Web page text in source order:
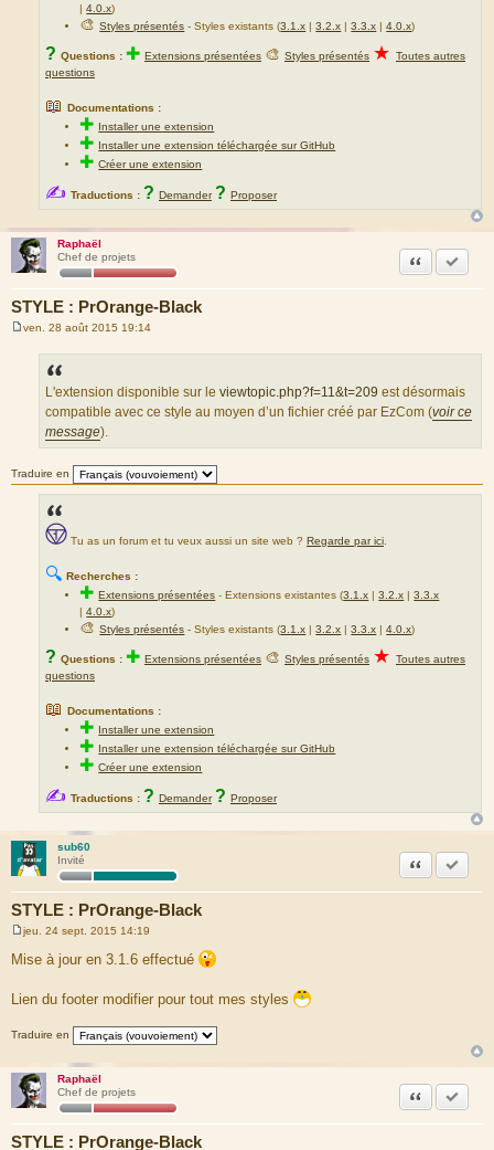
|4.0.x)
🎨Styles présentés - Styles existants (3.1.x |3.2.x |3.3.x |4.0.x)
? Questions : ✚ Extensions présentées 🎨 Styles présentés ★ Toutes autres
questions
📖 Documentations :
✚ Installer une extension
✚ Installer une extension téléchargée sur GitHub
✚Créer une extension
✍ Traductions : ? Demander ? Proposer
Raphaël
Chef de projets
STYLE : PrOrange-Black
Citation
ven. 28 août 2015 19:14
L'extension disponible sur le viewtopic.php?f=11&t=209 est désormais
compatible avec ce style au moyen d’un fichier créé par EzCom (voir ce
message).
Traduire en
Tu as un forum et tu veux aussi un site web ? Regarde par ici
🔍 Recherches :
✚Extensions présentées -Extensions existantes (3.1.x |3.2.x |3.3.x
|4.0.x)
🎨Styles présentés - Styles existants (3.1.x |3.2.x |3.3.x |4.0.x)
? Questions : ✚ Extensions présentées 🎨 Styles présentés ★ Toutes autres
questions
📖 Documentations :
✚ Installer une extension
✚ Installer une extension téléchargée sur GitHub
✚Créer une extension
✍ Traductions : ? Demander ? Proposer
sub60
Invité
STYLE : PrOrange-Black
Citation
M
e
s
a
g
jeu. 24 sept. 2015 14:19
Mise à jour en 3.1.6 effectué
Lien du footer modifier pour tout mes styles
Traduire en
Raphaël
Chef de projets
STYLE : PrOrange-Black
Citation